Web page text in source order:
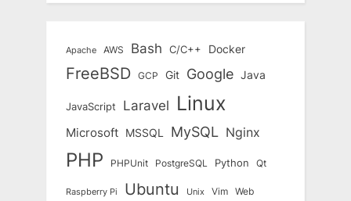
Apache AWS Bash C/C++ Docker
FreeBSD GCP Git Google Java
JavaScript Laravel Linux
Microsoft MSSQL MySQL Nginx
PHP PHPUnit PostgreSQL Python Qt
Raspberry Pi Ubuntu Unix Vim Web